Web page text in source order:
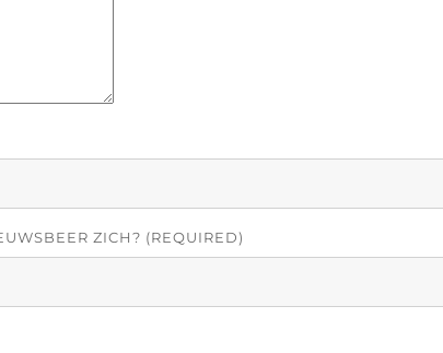
ZICH? (REQUIRED)